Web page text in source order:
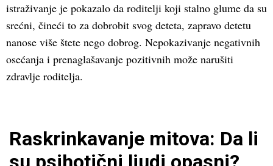
istraživanje je pokazalo da roditelji koji stalno glume da su
srećni, čineći to za dobrobit svog deteta, zapravo detetu
nanose više štete nego dobrog. Nepokazivanje negativnih
osećanja i prenaglašavanje pozitivnih može narušiti
zdravlje roditelja.
Raskrinkavanje mitova: Da li